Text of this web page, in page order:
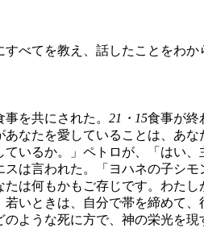
べてを教え、話したことをわか
を共にされた。 21・15食事が終
なたを愛していることは、あ
いるか。」ペトロが、「はい
スは言われた。「ヨハネの子シ
は何もかもご存じです。わた
いときは、自分で帯を締めて
のような死に方で、神の栄光を